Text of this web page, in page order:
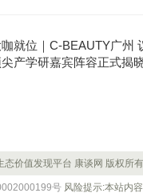
就位｜C-BEAUTY广州
产学研嘉宾阵容正式揭
价值发现平台 康谈网 版权所有
号 风险提示:本站内